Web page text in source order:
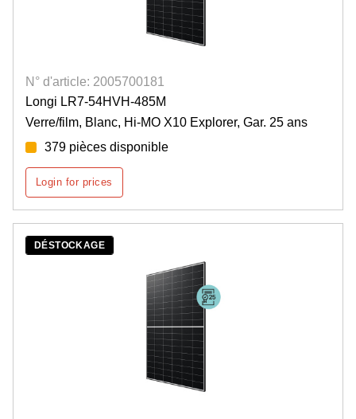
N° d'article: 2005700181
Longi LR7-54HVH-485M
Verre/film, Blanc, Hi-MO X10 Explorer, Gar. 25 ans
379 pièces disponible
Login for prices
DÉSTOCKAGE